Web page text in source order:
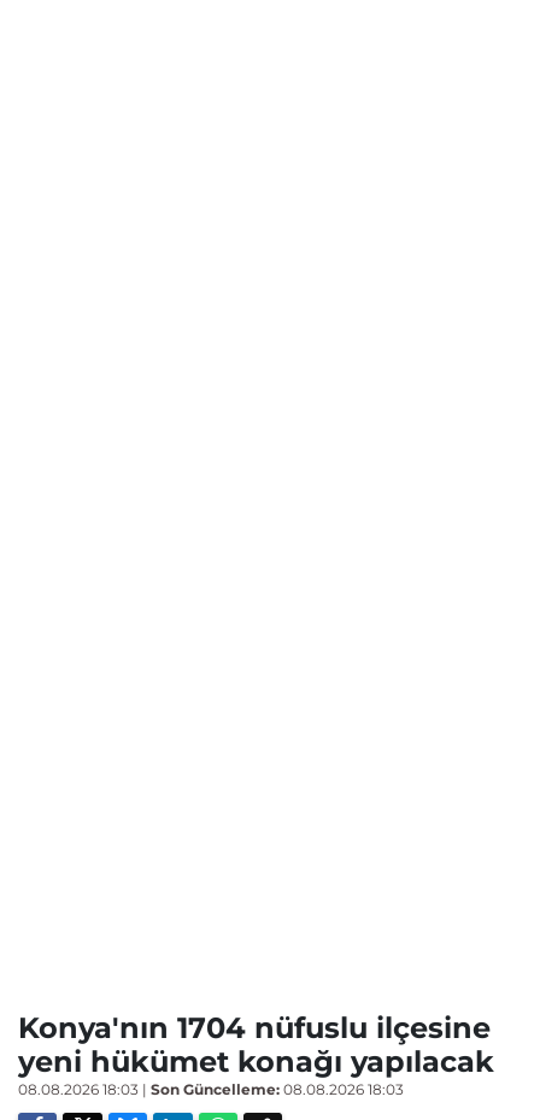
Konya'nın 1704 nüfuslu ilçesine
yeni hükümet konağı yapılacak
08.08.2026 18:03 | Son Güncelleme: 08.08.2026 18:03